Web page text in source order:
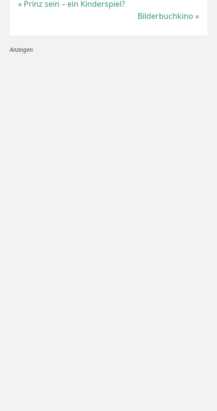
«Prinz sein – ein Kinderspiel?
Bilderbuchkino»
Anzeigen